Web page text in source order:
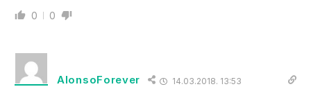
0 0
AlonsoForever 14.03.2018. 13:53